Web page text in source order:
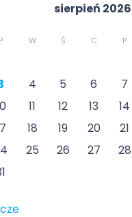
sierpień 2026
P W Ś C P
4 5 6 7
11 12 13 14
18 19 20 21
25 26 27 28